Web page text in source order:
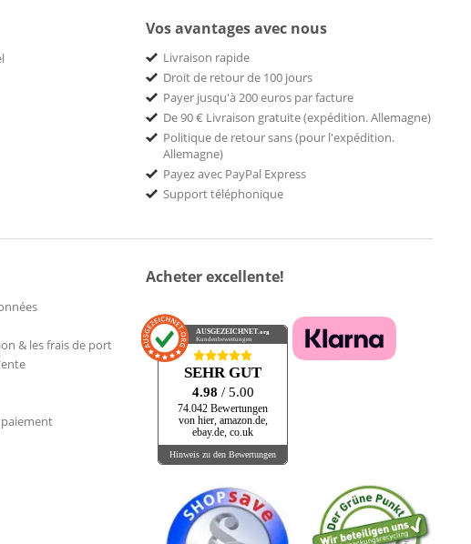
Vos avantages avec nous
Livraison rapide
Droit de retour de 100 jours
Payer jusqu'à 200 euros par facture
De 90 € Livraison gratuite (expédition. Allemagne)
Politique de retour sans (pour l'expédition.
Allemagne)
Payez avec PayPal Express
Support téléphonique
& les frais de port
Acheter excellente!
AUSGEZEICHNET .org
Kundenbewertungen
SEHR GUT
4.98 / 5.00
74.042 Bewertungen
von hier, amazon.de,
ebay.de, co.uk
Hinweis zu den Bewertungen